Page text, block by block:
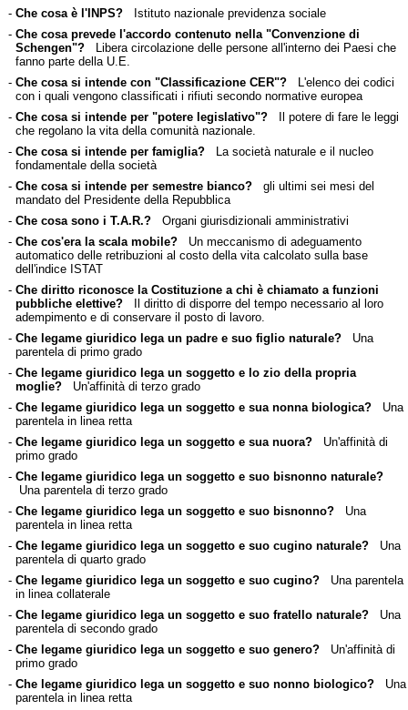
- Che cosa è l'INPS?Istituto nazionale previdenza sociale
- Che cosa prevede l'accordo contenuto nella "Convenzione di
Schengen"?Libera circolazione delle persone all'interno dei Paesi che
fanno parte della U.E.
- Che cosa si intende con "Classificazione CER"?L'elenco dei codici
con i quali vengono classificati i rifiuti secondo normative europea
- Che cosa si intende per "potere legislativo"?Il potere di fare le leggi
che regolano la vita della comunità nazionale.
- Che cosa si intende per famiglia?La società naturale e il nucleo
fondamentale della società
- Che cosa si intende per semestre bianco?gli ultimi sei mesi del
mandato del Presidente della Repubblica
- Che cosa sono i T.A.R.?Organi giurisdizionali amministrativi
- Che cos'era la scala mobile?Un meccanismo di adeguamento
automatico delle retribuzioni al costo della vita calcolato sulla base
dell'indice ISTAT
- Che diritto riconosce la Costituzione a chi è chiamato a funzioni
pubbliche elettive?Il diritto di disporre del tempo necessario al loro
adempimento e di conservare il posto di lavoro.
- Che legame giuridico lega un padre e suo figlio naturale?Una
parentela di primo grado
- Che legame giuridico lega un soggetto e lo zio della propria
moglie?Un'affinità di terzo grado
- Che legame giuridico lega un soggetto e sua nonna biologica?Una
parentela in linea retta
- Che legame giuridico lega un soggetto e sua nuora?Un'affinità di
primo grado
- Che legame giuridico lega un soggetto e suo bisnonno naturale?
Una parentela di terzo grado
- Che legame giuridico lega un soggetto e suo bisnonno?Una
parentela in linea retta
- Che legame giuridico lega un soggetto e suo cugino naturale?Una
parentela di quarto grado
- Che legame giuridico lega un soggetto e suo cugino?Una parentela
in linea collaterale
- Che legame giuridico lega un soggetto e suo fratello naturale?Una
parentela di secondo grado
- Che legame giuridico lega un soggetto e suo genero?Un'affinità di
primo grado
- Che legame giuridico lega un soggetto e suo nonno biologico?Una
parentela in linea retta